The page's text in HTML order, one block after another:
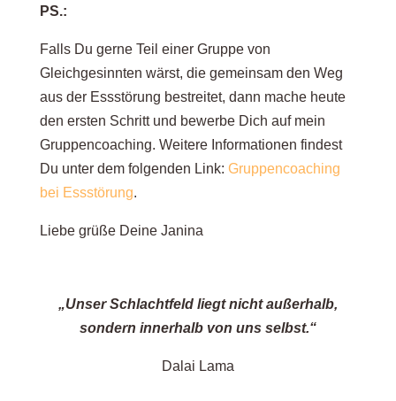
PS.:
Falls Du gerne Teil einer Gruppe von
Gleichgesinnten wärst, die gemeinsam den Weg
aus der Essstörung bestreitet, dann mache heute
den ersten Schritt und bewerbe Dich auf mein
Gruppencoaching. Weitere Informationen findest
Du unter dem folgenden Link: Gruppencoaching
bei Essstörung.
Liebe grüße Deine Janina
„Unser Schlachtfeld liegt nicht außerhalb,
sondern innerhalb von uns selbst.“
Dalai Lama